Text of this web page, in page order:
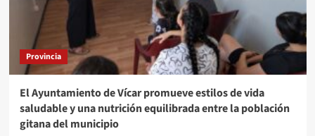
Provincia
El Ayuntamiento de Vícar promueve estilos de vida
saludable y una nutrición equilibrada entre la población
gitana del municipio